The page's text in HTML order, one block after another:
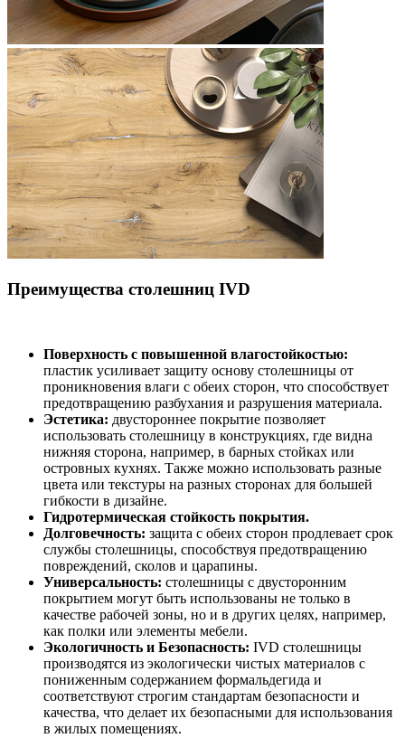
Преимущества столешниц IVD
Поверхность с повышенной влагостойкостью:
пластик усиливает защиту основу столешницы от
проникновения влаги с обеих сторон, что способствует
предотвращению разбухания и разрушения материала.
Эстетика: двустороннее покрытие позволяет
использовать столешницу в конструкциях, где видна
нижняя сторона, например, в барных стойках или
островных кухнях. Также можно использовать разные
цвета или текстуры на разных сторонах для большей
гибкости в дизайне.
Гидротермическая стойкость покрытия.
Долговечность: защита с обеих сторон продлевает срок
службы столешницы, способствуя предотвращению
повреждений, сколов и царапины.
Универсальность: столешницы с двусторонним
покрытием могут быть использованы не только в
качестве рабочей зоны, но и в других целях, например,
как полки или элементы мебели.
Экологичность и Безопасность: IVD столешницы
производятся из экологически чистых материалов с
пониженным содержанием формальдегида и
соответствуют строгим стандартам безопасности и
качества, что делает их безопасными для использования
в жилых помещениях.